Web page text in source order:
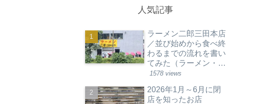
人気記事
ラーメン二郎三田本店
／並び始めから食べ終
わるまでの流れを書い
てみた（ラーメン・東
京都港区）
1578 views
2026年1月～6月に閉
店を知ったお店